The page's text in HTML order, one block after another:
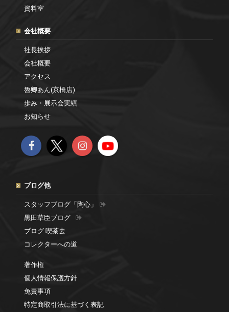
資料室
会社概要
社長挨拶
会社概要
アクセス
魯卿あん(京橋店)
歩み・展示会実績
お知らせ
ブログ他
スタッフブログ「陶心」
黒田草臣ブログ
ブログ 喫茶去
コレクターへの道
著作権
個人情報保護方針
免責事項
特定商取引法に基づく表記